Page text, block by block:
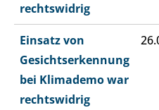
rechtswidrig
Einsatz von
Gesichtserkennung
bei Klimademo war
rechtswidrig